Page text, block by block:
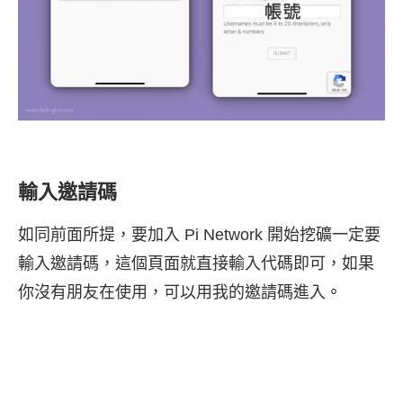
輸入邀請碼
如同前面所提，要加入 Pi Network 開始挖礦一定要
輸入邀請碼，這個頁面就直接輸入代碼即可，如果
你沒有朋友在使用，可以用我的邀請碼進入 。